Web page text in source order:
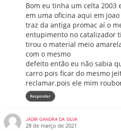
Bom eu tinha um celta 2003
em uma oficina aqui em
traz da antiga promac aí o
entupimento no catalizador
tirou o material meio
com o mesmo
defeito então eu não sabia
carro pois ficar do mesmo
reclamar.pois ele mim
Responder
JADIR GANDRA DA SILVA
28 de março de 2021